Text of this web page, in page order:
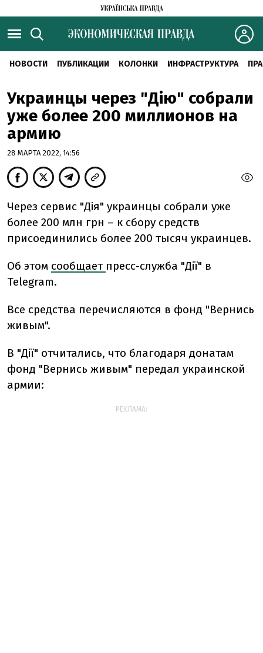
НОВОСТИ ПУБЛИКАЦИИ КОЛОНКИ ИНФРАСТРУКТУРА
Украинцы через "Дію" собрали
уже более 200 миллионов на
армию
28 МАРТА 2022, 14:56
Через сервис "Дія" украинцы собрали уже
более 200 млн грн – к сбору средств
присоединились более 200 тысяч украинцев.
Об этом сообщает пресс-служба "Дії" в
Telegram.
Все средства перечисляются в фонд "Вернись
живым".
В "Дії" отчитались, что благодаря донатам
фонд "Вернись живым" передал украинской
армии:
РЕКЛАМА: